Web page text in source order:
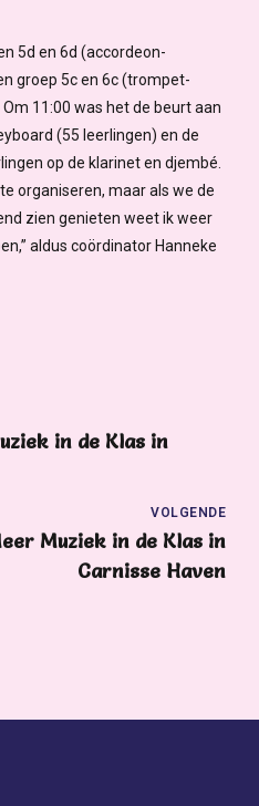
5d en 6d (accordeon-
groep 5c en 6c (trompet-
11:00 was het de beurt aan
(55 leerlingen) en de
op de klarinet en djembé.
organiseren, maar als we de
zien genieten weet ik weer
aldus coördinator Hanneke
in de Klas in
VOLGENDE
Muziek in de Klas in
Carnisse Haven